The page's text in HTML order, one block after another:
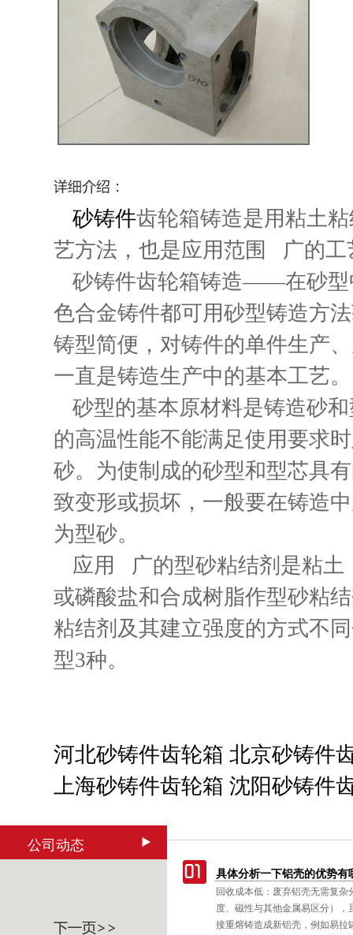
砂铸件齿轮箱铸造是用粘土
艺方法，也是应用范围 广的工
砂铸件齿轮箱铸造——在砂型
色合金铸件都可用砂型铸造方
铸型简便，对铸件的单件生产
一直是铸造生产中的基本工艺。
砂型的基本原材料是铸造砂
的高温性能不能满足使用要求
砂。为使制成的砂型和型芯具
致变形或损坏，一般要在铸造
为型砂。
应用 广的型砂粘结剂是粘土
或磷酸盐和合成树脂作型砂粘
粘结剂及其建立强度的方式不
型3种。
河北砂铸件齿轮箱 北京砂铸件
上海砂铸件齿轮箱 沈阳砂铸件
公司动态
具体分析一下铝壳的优势有
回收成本低：废弃铝壳无需复杂
度、磁性与其他金属易区分），
接重熔铸造成新铝壳，例如易拉